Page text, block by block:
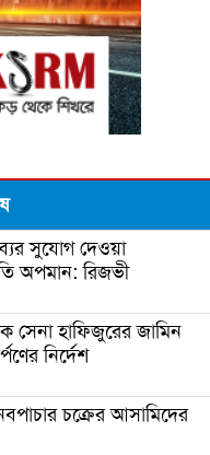
সুযোগ দেওয়া
অপমান: রিজভী
সেনা হাফিজুরের জামিন
নির্দেশ
চক্রের আসামিদের